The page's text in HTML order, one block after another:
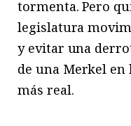
tormenta. Pero
legislatura
y evitar una
de una Merkel en
más real.